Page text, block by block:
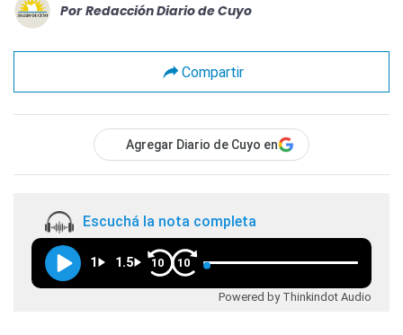
Por Redacción Diario de Cuyo
Compartir
Agregar Diario de Cuyo en
Escuchá la nota completa
1 1.5 10 10
Powered by Thinkindot Audio